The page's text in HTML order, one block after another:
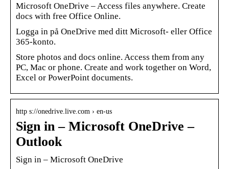
Microsoft OneDrive – Access files anywhere. Create
docs with free Office Online.
Logga in på OneDrive med ditt Microsoft- eller Office
365-konto.
Store photos and docs online. Access them from any
PC, Mac or phone. Create and work together on Word,
Excel or PowerPoint documents.
http s://onedrive.live.com › en-us
Sign in – Microsoft OneDrive –
Outlook
Sign in – Microsoft OneDrive